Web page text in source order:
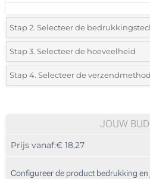
Stap 2. Selecteer de
*Selecteer de bedrukking en kleuren
1 Kleur (Voorkant)
Stap 3. Selecteer de hoeveelheid
*Selecteer uit de lijst of voeg het
10
Stap 4. Selecteer de
JOUW
Prijs vanaf:€ 18,27
Configureer de product bedrukking en